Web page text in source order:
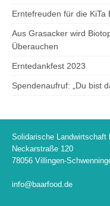
Erntefreuden für die KiTa
Aus Grasacker wird
Überauchen
Erntedankfest 2023
Spendenaufruf: „Du bist
Solidarische Landwirtschaft
Neckarstraße 120
78056 Villingen-
info@baarfood.de